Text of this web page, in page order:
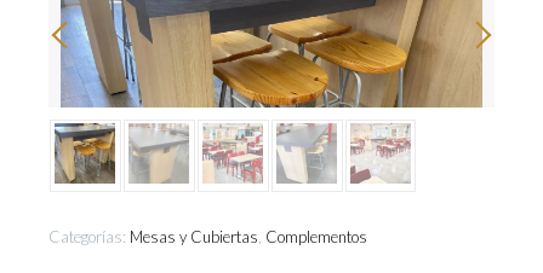
Categorías: Mesas y Cubiertas Complementos